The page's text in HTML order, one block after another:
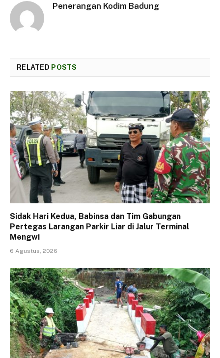
Penerangan Kodim Badung
RELATED POSTS
Sidak Hari Kedua, Babinsa dan Tim Gabungan
Pertegas Larangan Parkir Liar di Jalur Terminal
Mengwi
6 Agustus, 2026